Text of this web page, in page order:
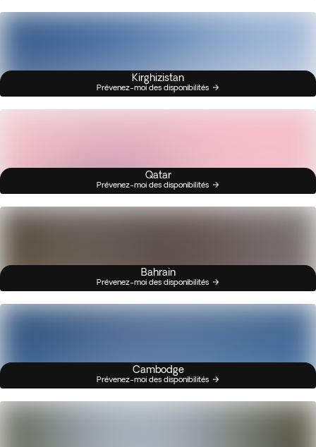
Kirghizistan
Prévenez-moi des disponibilités
Qatar
Prévenez-moi des disponibilités
Bahrain
Prévenez-moi des disponibilités
Cambodge
Prévenez-moi des disponibilités